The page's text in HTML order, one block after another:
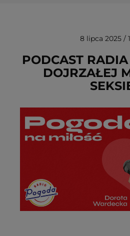
8 lipca 2025 /
PODCAST
DOJRZAŁEJ